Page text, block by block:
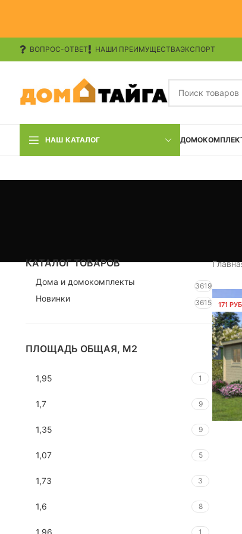
ВОПРОС-ОТВЕТ НАШИ ПРЕИМУЩЕСТВАЭКСПОРТ
НАШ КАТАЛОГ
КАТАЛОГ ТОВАРОВ
Дома и домокомплекты 3619
Новинки 3615
ПЛОЩАДЬ ОБЩАЯ, М2
1,95 1
1,7 9
1,35 9
1,07 5
1,73 3
1,6 8
1,96 1
171
В